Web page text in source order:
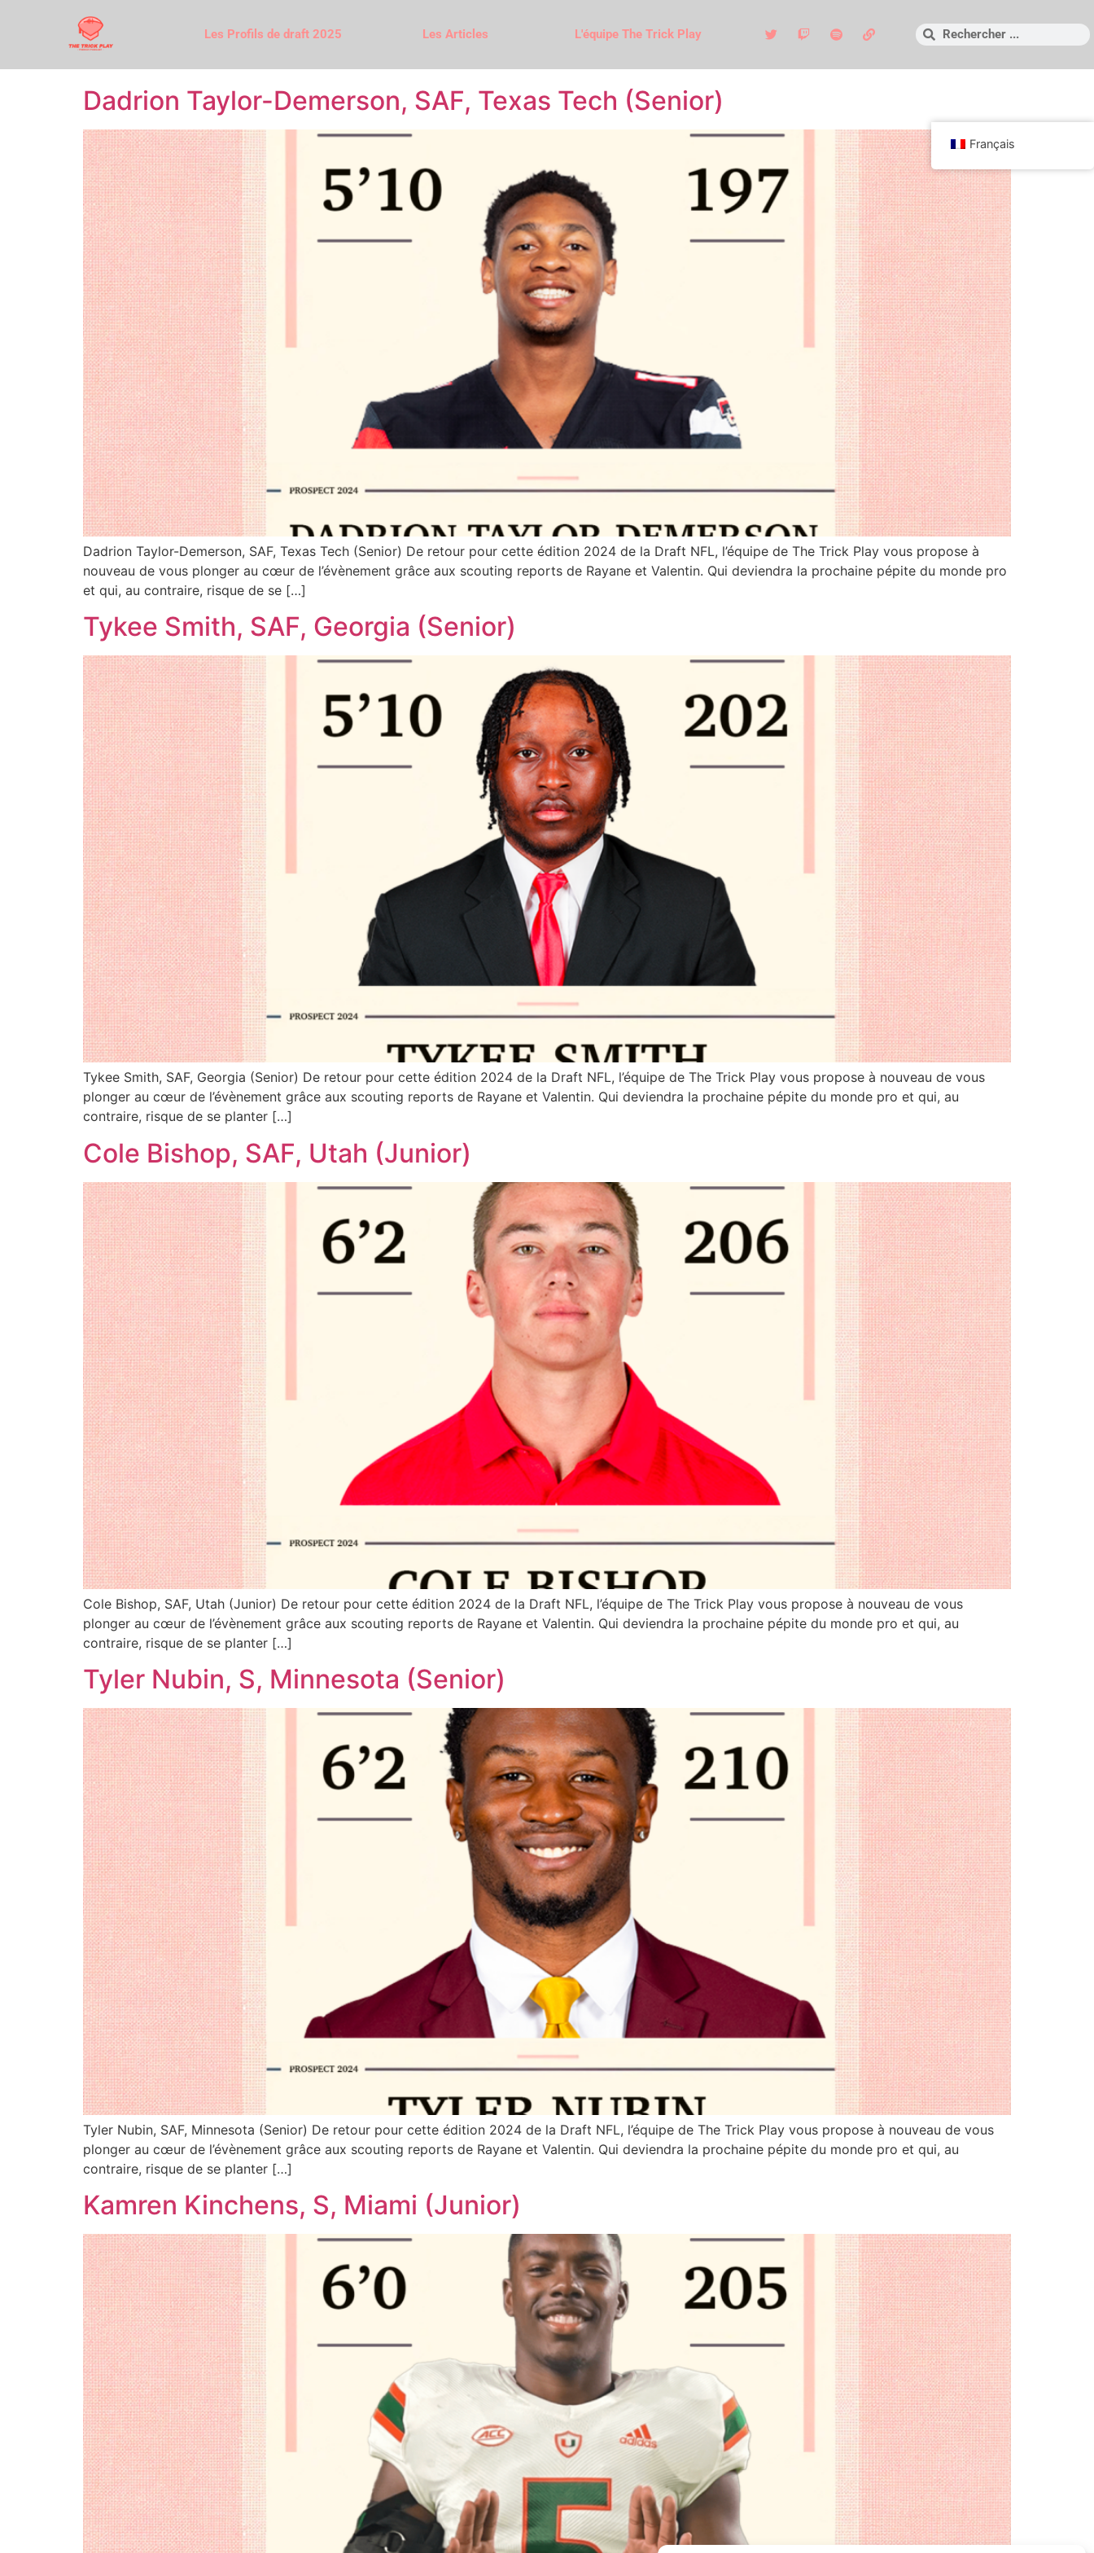
Les Profils de draft 2025 Les Articles L'équipe The Trick Play
Dadrion Taylor-Demerson, SAF, Texas Tech (Senior)
Dadrion Taylor-Demerson, SAF, Texas Tech (Senior) De retour pour cette édition 2024 de la Draft NFL, l’équipe de The Trick Play vous propose à
nouveau de vous plonger au cœur de l’évènement grâce aux scouting reports de Rayane et Valentin. Qui deviendra la prochaine pépite du monde pro
et qui, au contraire, risque de se […]
Tykee Smith, SAF, Georgia (Senior)
Tykee Smith, SAF, Georgia (Senior) De retour pour cette édition 2024 de la Draft NFL, l’équipe de The Trick Play vous propose à nouveau de vous
plonger au cœur de l’évènement grâce aux scouting reports de Rayane et Valentin. Qui deviendra la prochaine pépite du monde pro et qui, au
contraire, risque de se planter […]
Cole Bishop, SAF, Utah (Junior)
Cole Bishop, SAF, Utah (Junior) De retour pour cette édition 2024 de la Draft NFL, l’équipe de The Trick Play vous propose à nouveau de vous
plonger au cœur de l’évènement grâce aux scouting reports de Rayane et Valentin. Qui deviendra la prochaine pépite du monde pro et qui, au
contraire, risque de se planter […]
Tyler Nubin, S, Minnesota (Senior)
Tyler Nubin, SAF, Minnesota (Senior) De retour pour cette édition 2024 de la Draft NFL, l’équipe de The Trick Play vous propose à nouveau de vous
plonger au cœur de l’évènement grâce aux scouting reports de Rayane et Valentin. Qui deviendra la prochaine pépite du monde pro et qui, au
contraire, risque de se planter […]
Kamren Kinchens, S, Miami (Junior)
Français